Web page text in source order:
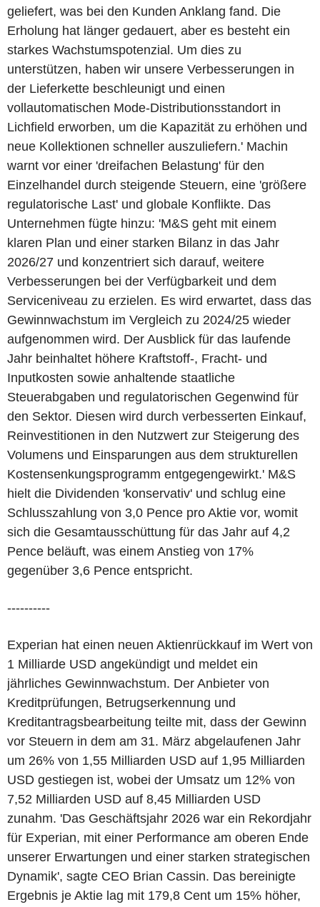
geliefert, was bei den Kunden Anklang fand. Die
Erholung hat länger gedauert, aber es besteht ein
starkes Wachstumspotenzial. Um dies zu
unterstützen, haben wir unsere Verbesserungen in
der Lieferkette beschleunigt und einen
vollautomatischen Mode-Distributionsstandort in
Lichfield erworben, um die Kapazität zu erhöhen und
neue Kollektionen schneller auszuliefern.' Machin
warnt vor einer 'dreifachen Belastung' für den
Einzelhandel durch steigende Steuern, eine 'größere
regulatorische Last' und globale Konflikte. Das
Unternehmen fügte hinzu: 'M&S geht mit einem
klaren Plan und einer starken Bilanz in das Jahr
2026/27 und konzentriert sich darauf, weitere
Verbesserungen bei der Verfügbarkeit und dem
Serviceniveau zu erzielen. Es wird erwartet, dass das
Gewinnwachstum im Vergleich zu 2024/25 wieder
aufgenommen wird. Der Ausblick für das laufende
Jahr beinhaltet höhere Kraftstoff-, Fracht- und
Inputkosten sowie anhaltende staatliche
Steuerabgaben und regulatorischen Gegenwind für
den Sektor. Diesen wird durch verbesserten Einkauf,
Reinvestitionen in den Nutzwert zur Steigerung des
Volumens und Einsparungen aus dem strukturellen
Kostensenkungsprogramm entgegengewirkt.' M&S
hielt die Dividenden 'konservativ' und schlug eine
Schlusszahlung von 3,0 Pence pro Aktie vor, womit
sich die Gesamtausschüttung für das Jahr auf 4,2
Pence beläuft, was einem Anstieg von 17%
gegenüber 3,6 Pence entspricht.
----------
Experian hat einen neuen Aktienrückkauf im Wert von
1 Milliarde USD angekündigt und meldet ein
jährliches Gewinnwachstum. Der Anbieter von
Kreditprüfungen, Betrugserkennung und
Kreditantragsbearbeitung teilte mit, dass der Gewinn
vor Steuern in dem am 31. März abgelaufenen Jahr
um 26% von 1,55 Milliarden USD auf 1,95 Milliarden
USD gestiegen ist, wobei der Umsatz um 12% von
7,52 Milliarden USD auf 8,45 Milliarden USD
zunahm. 'Das Geschäftsjahr 2026 war ein Rekordjahr
für Experian, mit einer Performance am oberen Ende
unserer Erwartungen und einer starken strategischen
Dynamik', sagte CEO Brian Cassin. Das bereinigte
Ergebnis je Aktie lag mit 179,8 Cent um 15% höher,